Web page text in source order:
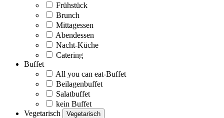
Frühstück
Brunch
Mittagessen
Abendessen
Nacht-Küche
Catering
Buffet
All you can eat-Buffet
Beilagenbuffet
Salatbuffet
kein Buffet
Vegetarisch
Vegetarisch